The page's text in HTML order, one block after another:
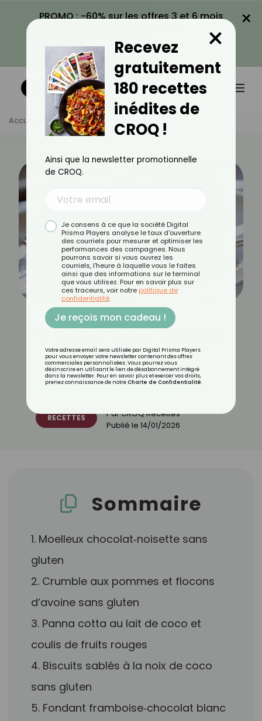
PROMO : -60% sur les offres 3 et 6 mois
VOIR LA PROMO
×
Accueil Actus Recettes 10 Desserts Sans Gluten
10 desserts sans gluten
Découvrez les 11 menus CROQ
RECETTES ParCROQ Recettes
Publié le 14/01/2026
Sommaire
1. Moelleux chocolat‑noisette sans
gluten
2. Crumble aux pommes et flocons
d’avoine sans gluten
3. Panna cotta au lait de coco et
coulis de fruits rouges
4. Biscuits sablés à la noix de coco
sans gluten
5. Fondant framboise‑chocolat blanc
Recevez
gratuitement
180 recettes
inédites de
CROQ !
×
Ainsi que la newsletter promotionnelle
de CROQ.
Je consens à ce que la société Digital
Prisma Players analyse le taux d'ouverture
des courriels pour mesurer et optimiser les
performances des campagnes. Nous
pourrons savoir si vous ouvrez les
courriels, l'heure à laquelle vous le faites
ainsi que des informations sur le terminal
que vous utilisez. Pour en savoir plus sur
ces traceurs, voir notre politique de
confidentialité.
Je reçois mon cadeau !
Votre adresse email sera utilisée par Digital Prisma Players
pour vous envoyer votre newsletter contenant des offres
commerciales personnalisées. Vous pourrez vous
désinscrire en utilisant le lien de désabonnement intégré
dans la newsletter. Pour en savoir plus et exercer vos droits,
prenez connaissance de notre Charte de Confidentialité.